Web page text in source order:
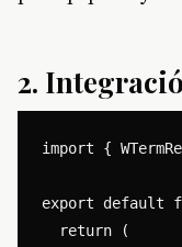
2.
import {
export default
  return (